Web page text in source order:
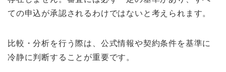
ての申込が承認されるわけではないと考えられます。
比較・分析を行う際は、公式情報や契約条件を基準に
冷静に判断することが重要です。